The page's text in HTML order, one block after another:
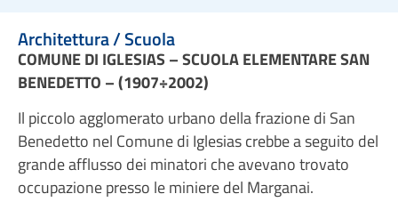
Architettura / Scuola
COMUNE DI IGLESIAS – SCUOLA ELEMENTARE SAN
BENEDETTO – (1907÷2002)
Il piccolo agglomerato urbano della frazione di San
Benedetto nel Comune di Iglesias crebbe a seguito del
grande afflusso dei minatori che avevano trovato
occupazione presso le miniere del Marganai.